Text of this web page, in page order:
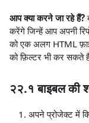
आप क्या करने जा रहे हैं?
करेंगे जिन्हें आप अपनी
को एक अलग HTML
को फ़िल्टर भी कर सकते
२२.१ बाइबल की
अपने प्रोजेक्ट में